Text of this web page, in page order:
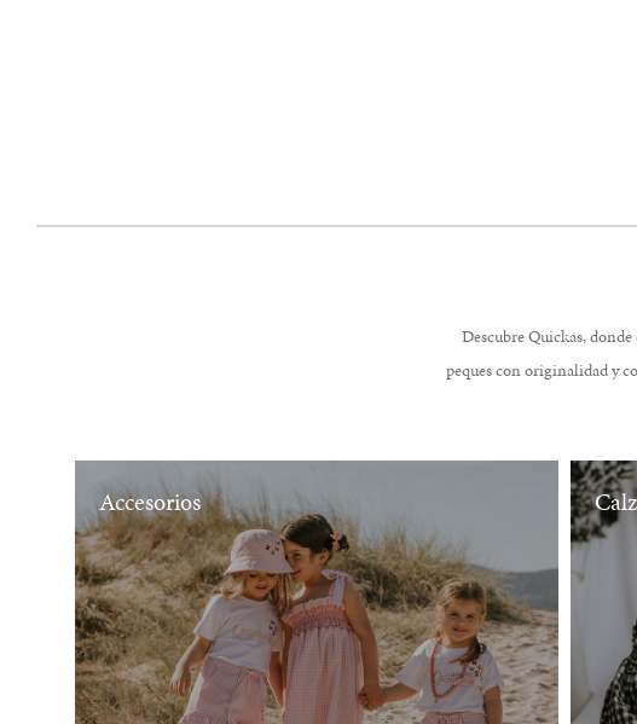
Descubre Quickas,
peques con originalidad y
Accesorios